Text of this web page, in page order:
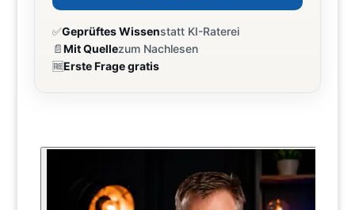
✅Geprüftes Wissenstatt KI-Raterei
📄Mit Quellezum Nachlesen
🆓Erste Frage gratis